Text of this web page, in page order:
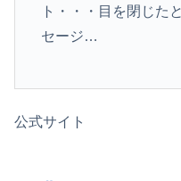
ト・・・目を閉じた
セージ…
公式サイト